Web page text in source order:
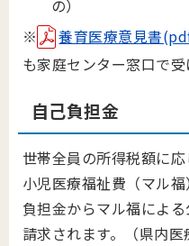
の）
※
養育医療意見書
も家庭センター窓口で受
自己負担金
世帯全員の所得税額に応
小児医療福祉費（マル
負担金からマル福によ
請求されます。（県内医